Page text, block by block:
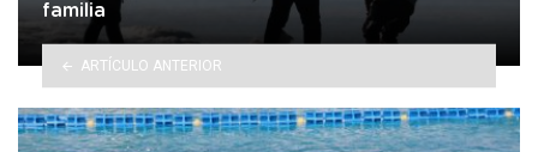
familia
ARTÍCULO ANTERIOR